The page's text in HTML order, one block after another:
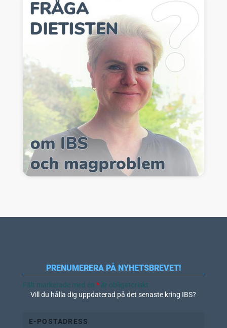
PRENUMERERA PÅ NYHETSBREVET!
Fält markerade med en *är obligatoriskt
Vill du hålla dig uppdaterad på det senaste kring IBS?